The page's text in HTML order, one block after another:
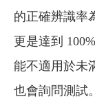
的正確辨識率
更是達到
能不適用於未
也會詢問測試。